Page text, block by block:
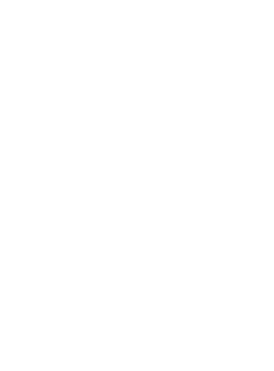
sociálním zařízením a